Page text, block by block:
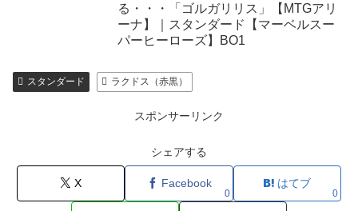
る・・・「ゴルガリリス」【MTGアリ
ーナ】｜スタンダード【マーベルスー
パーヒーローズ】BO1
スタンダード ラクドス（赤黒）
スポンサーリンク
シェアする
X Facebook
0
はてブ
0